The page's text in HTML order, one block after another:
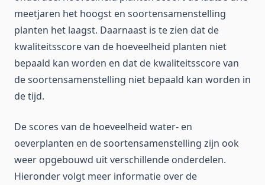
meetjaren het hoogst en soortensamenstelling
planten het laagst. Daarnaast is te zien dat de
kwaliteitsscore van de hoeveelheid planten niet
bepaald kan worden en dat de kwaliteitsscore van
de soortensamenstelling niet bepaald kan worden in
de tijd.
De scores van de hoeveelheid water- en
oeverplanten en de soortensamenstelling zijn ook
weer opgebouwd uit verschillende onderdelen.
Hieronder volgt meer informatie over de